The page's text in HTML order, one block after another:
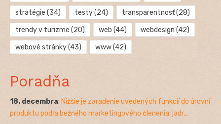
stratégie (34) testy(24) transparentnosť(28)
trendy v turizme (20) web (44) webdesign (42)
webové stránky(43) www(42)
Poradňa
18. decembra: Nižšie je zaradenie uvedených funkcií do úrovní
produktu podľa bežného marketingového členenia: jadr...